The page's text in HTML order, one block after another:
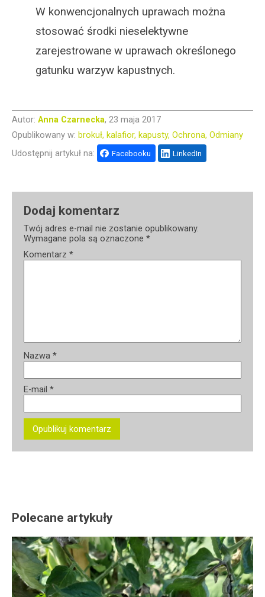
W konwencjonalnych uprawach można
stosować środki nieselektywne
zarejestrowane w uprawach określonego
gatunku warzyw kapustnych.
Autor: Anna Czarnecka, 23 maja 2017
Opublikowany w: brokuł kalafior kapusty Ochrona Odmiany
Udostępnij artykuł na:
Facebooku LinkedIn
Dodaj komentarz
Twój adres e-mail nie zostanie opublikowany.
Wymagane pola są oznaczone *
Komentarz *
Nazwa *
E-mail *
Polecane artykuły